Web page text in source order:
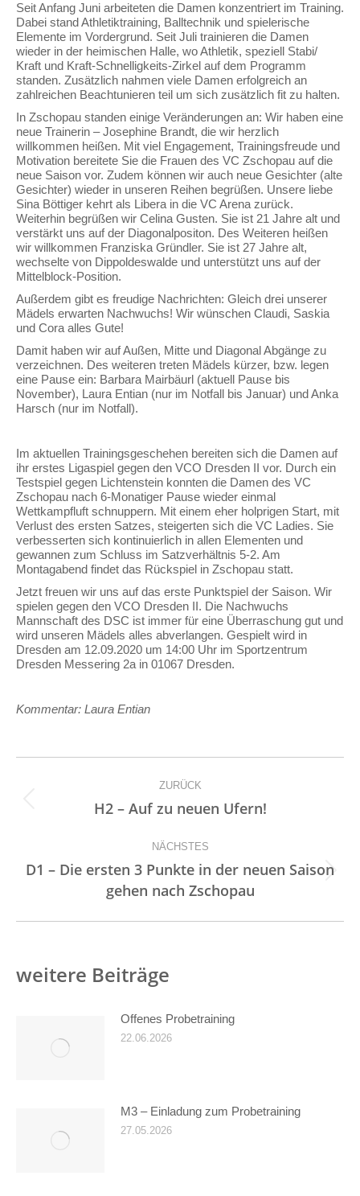
Seit Anfang Juni arbeiteten die Damen konzentriert im Training.
Dabei stand Athletiktraining, Balltechnik und spielerische
Elemente im Vordergrund. Seit Juli trainieren die Damen
wieder in der heimischen Halle, wo Athletik, speziell Stabi/
Kraft und Kraft-Schnelligkeits-Zirkel auf dem Programm
standen. Zusätzlich nahmen viele Damen erfolgreich an
zahlreichen Beachtunieren teil um sich zusätzlich fit zu halten.
In Zschopau standen einige Veränderungen an: Wir haben eine
neue Trainerin – Josephine Brandt, die wir herzlich
willkommen heißen. Mit viel Engagement, Trainingsfreude und
Motivation bereitete Sie die Frauen des VC Zschopau auf die
neue Saison vor. Zudem können wir auch neue Gesichter (alte
Gesichter) wieder in unseren Reihen begrüßen. Unsere liebe
Sina Böttiger kehrt als Libera in die VC Arena zurück.
Weiterhin begrüßen wir Celina Gusten. Sie ist 21 Jahre alt und
verstärkt uns auf der Diagonalpositon. Des Weiteren heißen
wir willkommen Franziska Gründler. Sie ist 27 Jahre alt,
wechselte von Dippoldeswalde und unterstützt uns auf der
Mittelblock-Position.
Außerdem gibt es freudige Nachrichten: Gleich drei unserer
Mädels erwarten Nachwuchs! Wir wünschen Claudi, Saskia
und Cora alles Gute!
Damit haben wir auf Außen, Mitte und Diagonal Abgänge zu
verzeichnen. Des weiteren treten Mädels kürzer, bzw. legen
eine Pause ein: Barbara Mairbäurl (aktuell Pause bis
November), Laura Entian (nur im Notfall bis Januar) und Anka
Harsch (nur im Notfall).
Im aktuellen Trainingsgeschehen bereiten sich die Damen auf
ihr erstes Ligaspiel gegen den VCO Dresden II vor. Durch ein
Testspiel gegen Lichtenstein konnten die Damen des VC
Zschopau nach 6-Monatiger Pause wieder einmal
Wettkampfluft schnuppern. Mit einem eher holprigen Start, mit
Verlust des ersten Satzes, steigerten sich die VC Ladies. Sie
verbesserten sich kontinuierlich in allen Elementen und
gewannen zum Schluss im Satzverhältnis 5-2. Am
Montagabend findet das Rückspiel in Zschopau statt.
Jetzt freuen wir uns auf das erste Punktspiel der Saison. Wir
spielen gegen den VCO Dresden II. Die Nachwuchs
Mannschaft des DSC ist immer für eine Überraschung gut und
wird unseren Mädels alles abverlangen. Gespielt wird in
Dresden am 12.09.2020 um 14:00 Uhr im Sportzentrum
Dresden Messering 2a in 01067 Dresden.
Kommentar: Laura Entian
Kommentarnavigation
ZURÜCK
Vorheriger
Beitrag:
H2 – Auf zu neuen Ufern!
NÄCHSTES
Nächster
Beitrag:
D1 – Die ersten 3 Punkte in der neuen Saison
gehen nach Zschopau
weitere Beiträge
Offenes Probetraining
22.06.2026
M3 – Einladung zum Probetraining
27.05.2026